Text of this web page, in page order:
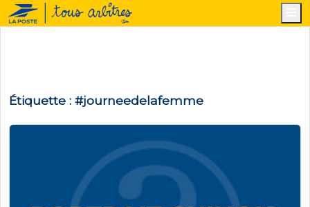
Étiquette : #journeedelafemme